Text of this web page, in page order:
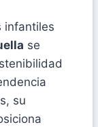
infantiles
se
su